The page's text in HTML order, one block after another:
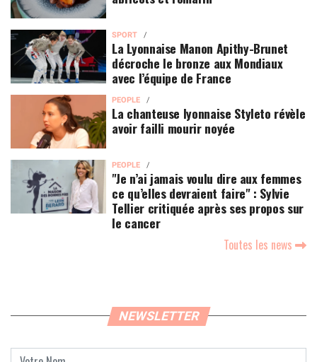
SPORT
La Lyonnaise Manon Apithy-Brunet
décroche le bronze aux Mondiaux
avec l’équipe de France
PEOPLE
La chanteuse lyonnaise Styleto révèle
avoir failli mourir noyée
PEOPLE
"Je n’ai jamais voulu dire aux femmes
ce qu’elles devraient faire" : Sylvie
Tellier critiquée après ses propos sur
le cancer
Toutes les news
NEWSLETTER